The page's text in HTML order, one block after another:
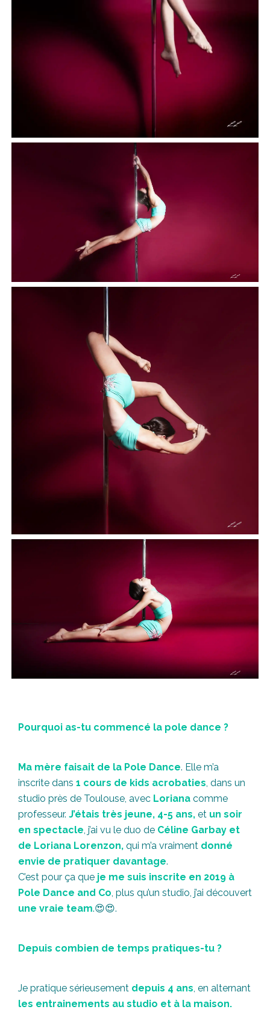
Pourquoi as-tu commencé la pole dance ?
Ma mère faisait de la Pole Dance. Elle m’a
inscrite dans 1 cours de kids acrobaties , dans un
studio près de Toulouse, avec Loriana comme
professeur. J’étais très jeune, 4-5 ans, et un soir
en spectacle , j’ai vu le duo de Céline Garbay et
de Loriana Lorenzon, qui m’a vraiment donné
envie de pratiquer davantage.
C’est pour ça que je me suis inscrite en 2019 à
Pole Dance and Co , plus qu’un studio, j’ai découvert
une vraie team.😍😍.
Depuis combien de temps pratiques-tu ?
Je pratique sérieusement depuis 4 ans , en alternant
les entrainements au studio et à la maison.